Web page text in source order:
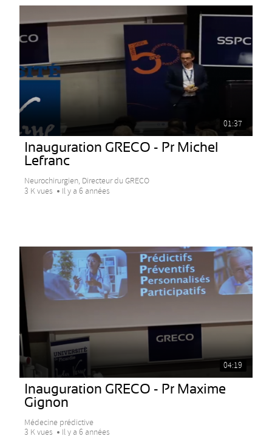
01:37
Inauguration GRECO - Pr Michel
Lefranc
Neurochirurgien, Directeur du GRECO
3 K vues
Il y a 6 années
04:19
Inauguration GRECO - Pr Maxime
Gignon
Médecine prédictive
3 K vues
Il y a 6 années